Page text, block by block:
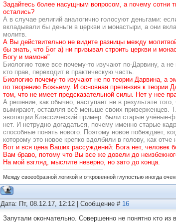
Задайтесь более насущным вопросом, а почему сотни
остались?
А в случае религий аналогично голосуют деньгами:
вкладывали бы деньги в церкви и монастыри, а они
молитв.
А Вы действительно не видите разницы между
бы знать, что Бог а) ни призывал строить церкви и
Богу и мамоне"
Биологию тоже все почему-то изучают по-Дарвину, а
кто прав, переходит в практическую часть.
Биологию почему-то изучают не по теории Дарвина, а
по творению Божьему. И основная претензия к теории
том, что не имеет предсказательной силы. Нет у нее
А решение, как обычно, наступает не в результате
вымирают, оставляя всё меньше своих приверженцев.
эволюции.Классический пример: были старые учёные-
нет. И нетрудно догадаться, почему именно старые
способные понять нового. Поэтому новое побеждает,
которому это новое крепко вдолбили в голову, как отче
Вот и вся цена Ваших рассуждений: Бога нет, человек
Вам браво, потому что Вы все же довели до
На мой взгляд, мыслите неверно, но зато до конца.
Между своеобразной логикой и откровенной глупостью иногда
Дата: Пт, 08.12.17, 12:12 | Сообщение # 16
Запутали окончательно. Совершенно не понятно кто из